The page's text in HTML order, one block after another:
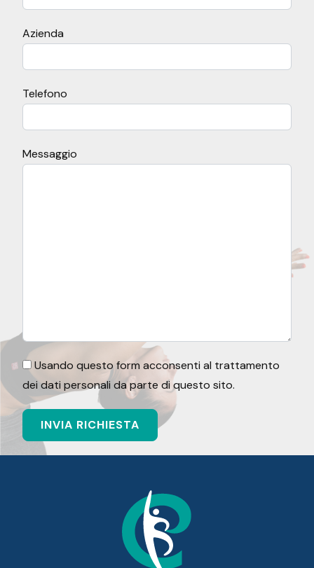
Azienda
Telefono
Messaggio
Usando questo form acconsenti al trattamento
dei dati personali da parte di questo sito.